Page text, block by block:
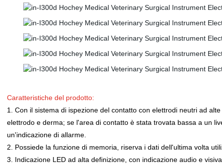
Caratteristiche del prodotto:
1. Con il sistema di ispezione del contatto con elettrodi neutri ad
elettrodo e derma; se l'area di contatto è stata trovata bassa a un
un'indicazione di allarme.
2. Possiede la funzione di memoria, riserva i dati dell'ultima volta
3. Indicazione LED ad alta definizione, con indicazione audio e